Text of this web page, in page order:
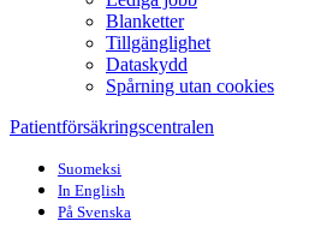
Blanketter
Tillgänglighet
Dataskydd
Spårning utan cookies
Patientförsäkringscentralen
Suomeksi
In English
På Svenska